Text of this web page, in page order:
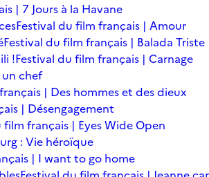
| 7 Jours à la Havane
Festival du film français | Amour
Festival du film français | Balada Triste
!Festival du film français | Carnage
chef
| Des hommes et des dieux
| Désengagement
film français | Eyes Wide Open
: Vie héroïque
| I want to go home